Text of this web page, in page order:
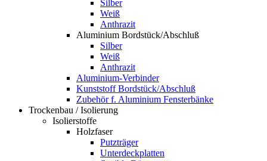
Silber
Weiß
Anthrazit
Aluminium Bordstück/Abschluß
Silber
Weiß
Anthrazit
Aluminium-Verbinder
Kunststoff Bordstück/Abschluß
Zubehör f. Aluminium Fensterbänke
Trockenbau / Isolierung
Isolierstoffe
Holzfaser
Putzträger
Unterdeckplatten